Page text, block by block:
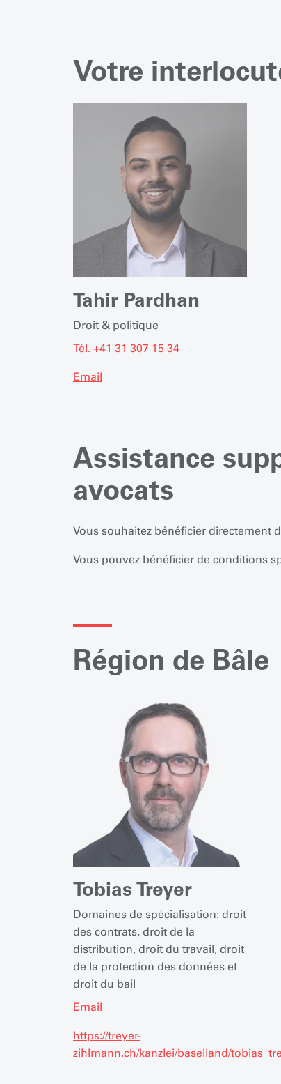
Votre
Tahir Pardhan
Droit & politique
Tél. +41 31 307 15 34
Email
Assistance
avocats
Vous souhaitez bénéficier directement
Vous pouvez bénéficier de conditions
Région de Bâle
Tobias Treyer
Domaines de spécialisation: droit
des contrats, droit de la
distribution, droit du travail, droit
de la protection des données et
droit du bail
Email
https://treyer-
zihlmann.ch/kanzlei/baselland/